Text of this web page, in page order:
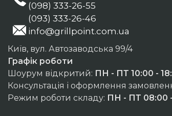
(098) 333-26-55
(093) 333-26-46
info@grillpoint.com.ua
Київ, вул. Автозаводська 99/4
Графік роботи
Шоурум відкритий: ПН - ПТ 10:00 -
Консультація і оформлення
Режим роботи складу: ПН - ПТ 08:00